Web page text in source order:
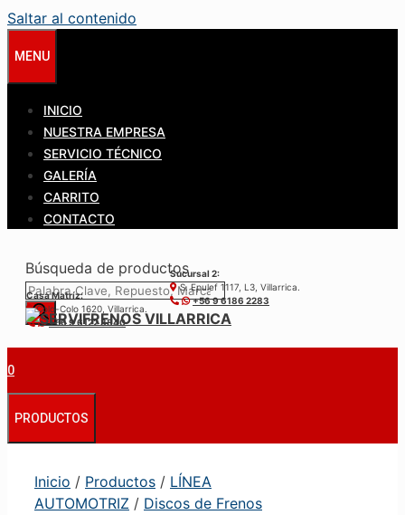
Saltar al contenido
MENU
INICIO
NUESTRA EMPRESA
SERVICIO TÉCNICO
GALERÍA
CARRITO
CONTACTO
Búsqueda de productos
Casa Matríz:
Colo-Colo 1620, Villarrica.
+56 9 6122 3840
Sucursal 2:
S. Epulef 1117, L3, Villarrica.
+56 9 6186 2283
0
PRODUCTOS
Inicio / Productos / LÍNEA
AUTOMOTRIZ / Discos de Frenos